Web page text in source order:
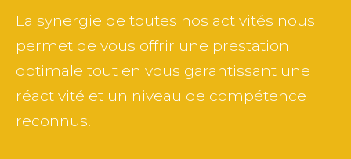
La synergie de toutes nos activités nous
permet de vous offrir une prestation
optimale tout en vous garantissant une
réactivité et un niveau de compétence
reconnus.